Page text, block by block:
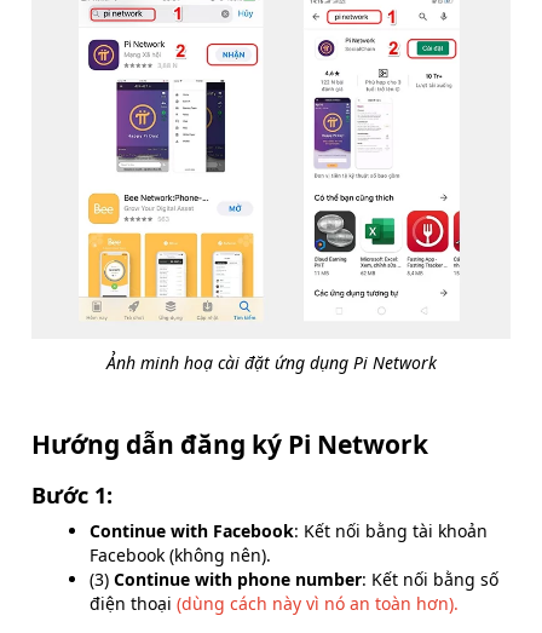
Ảnh minh hoạ cài đặt ứng dụng Pi Network
Hướng dẫn đăng ký Pi Network
Bước 1:
Continue with Facebook: Kết nối bằng tài khoản
Facebook (không nên).
(3) Continue with phone number: Kết nối bằng số
điện thoại (dùng cách này vì nó an toàn hơn).